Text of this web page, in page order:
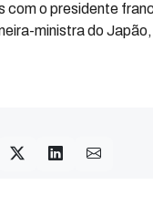
com o presidente
ministra do